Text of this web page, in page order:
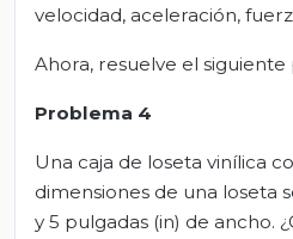
velocidad, aceleración,
Ahora, resuelve el
Problema 4
Una caja de loseta vinílica
dimensiones de una loseta
y 5 pulgadas (in) de ancho.